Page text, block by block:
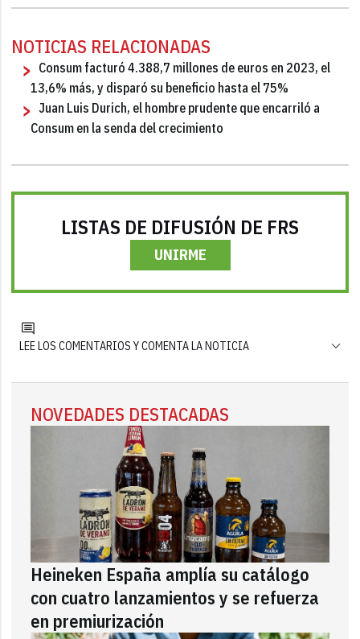
NOTICIAS RELACIONADAS
Consum facturó 4.388,7 millones de euros en 2023, el
13,6% más, y disparó su beneficio hasta el 75%
Juan Luis Durich, el hombre prudente que encarriló a
Consum en la senda del crecimiento
LISTAS DE DIFUSIÓN DE FRS
UNIRME
LEE LOS COMENTARIOS Y COMENTA LA NOTICIA
NOVEDADES DESTACADAS
Heineken España amplía su catálogo
con cuatro lanzamientos y se refuerza
en premiurización